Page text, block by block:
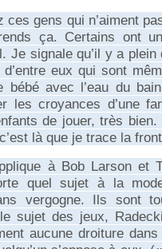
ces gens qui n’aiment
ça. Certains ont
Je signale qu’il y a
eux qui sont
avec l’eau du
les croyances d’une
de jouer, très
là que je trace la
à Bob Larson
quel sujet à la
vergogne. Ils sont
sujet des jeux,
aucune droiture